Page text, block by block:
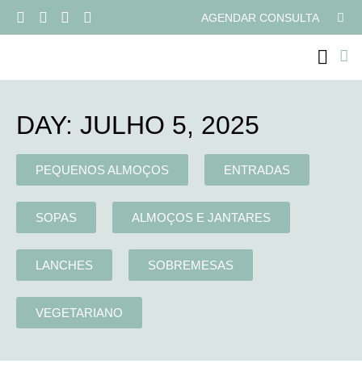
AGENDAR CONSULTA
DAY: JULHO 5, 2025
PEQUENOS ALMOÇOS ENTRADAS
SOPAS ALMOÇOS E JANTARES
LANCHES SOBREMESAS
VEGETARIANO